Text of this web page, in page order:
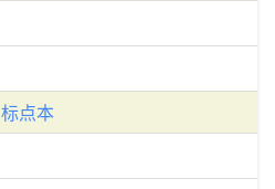
标点本